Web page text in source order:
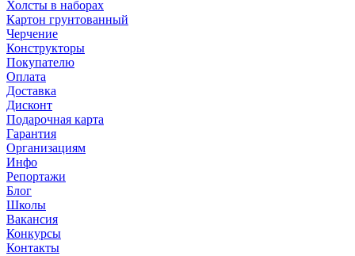
Холсты в наборах
Картон грунтованный
Черчение
Конструкторы
Покупателю
Оплата
Доставка
Дисконт
Подарочная карта
Гарантия
Организациям
Инфо
Репортажи
Блог
Школы
Вакансия
Конкурсы
Контакты